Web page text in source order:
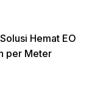
Hemat EO
per Meter